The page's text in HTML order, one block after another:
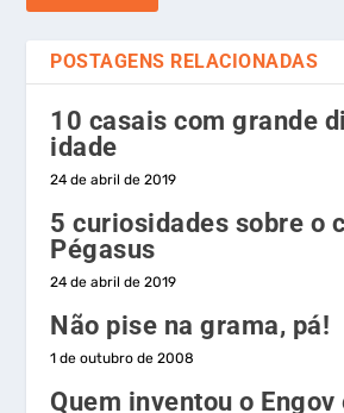
POSTAGENS RELACIONADAS
10 casais com grande
idade
24 de abril de 2019
5 curiosidades sobre o
Pégasus
24 de abril de 2019
Não pise na grama, pá!
1 de outubro de 2008
Quem inventou o Engov